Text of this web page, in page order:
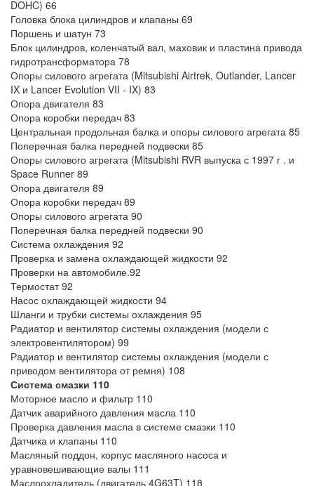
DOHC) 66
Головка блока цилиндров и клапаны 69
Поршень и шатун 73
Блок цилиндров, коленчатый вал, маховик и пластина привода
гидротрансформатора 78
Опоры силового агрегата (Mitsubishi Airtrek, Outlander, Lancer
IX и Lancer Evolution VII - IX) 83
Опора двигателя 83
Опора коробки передач 83
Центральная продольная балка и опоры силового агрегата 85
Поперечная балка передней подвески 85
Опоры силового агрегата (Mitsubishi RVR выпуска с 1997 г . и
Space Runner 89
Опора двигателя 89
Опора коробки передач 89
Опоры силового агрегата 90
Поперечная балка передней подвески 90
Система охлаждения 92
Проверка и замена охлаждающей жидкости 92
Проверки на автомобиле.92
Термостат 92
Насос охлаждающей жидкости 94
Шланги и трубки системы охлаждения 95
Радиатор и вентилятор системы охлаждения (модели с
электровентилятором) 99
Радиатор и вентилятор системы охлаждения (модели с
приводом вентилятора от ремня) 108
Система смазки 110
Моторное масло и фильтр 110
Датчик аварийного давления масла 110
Проверка давления масла в системе смазки 110
Датчика и клапаны 110
Масляный поддон, корпус масляного насоса и
уравновешивающие валы 111
Маслоохладитель (двигатель 4G63T) 118